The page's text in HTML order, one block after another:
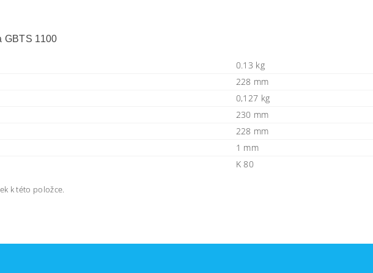
GBTS 1100
0.13 kg
228 mm
0,127 kg
230 mm
228 mm
1 mm
K 80
k této položce.